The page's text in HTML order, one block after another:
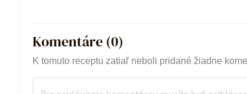
Komentáre (0)
K tomuto receptu zatiaľ neboli pridané žiadne